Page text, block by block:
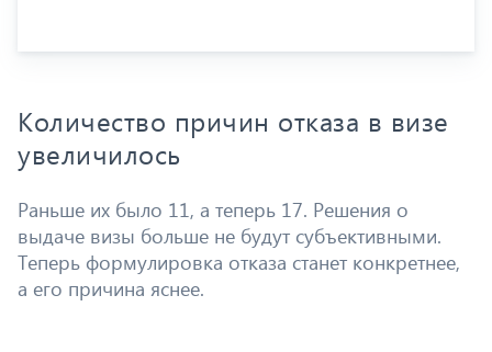
Количество причин отказа в визе
увеличилось
Раньше их было 11, а теперь 17. Решения о
выдаче визы больше не будут субъективными.
Теперь формулировка отказа станет конкретнее,
а его причина яснее.